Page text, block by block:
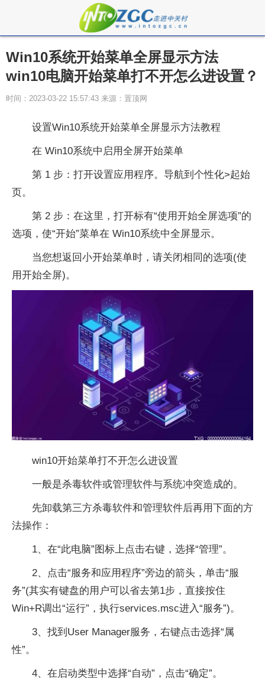
Win10系统开始菜单全屏显示方法
win10电脑开始菜单打不开怎么进设置？
时间：2023-03-22 15:57:43 来源：置顶网
设置Win10系统开始菜单全屏显示方法教程
在 Win10系统中启用全屏开始菜单
第 1 步：打开设置应用程序。导航到个性化>起始
页。
第 2 步：在这里，打开标有“使用开始全屏选项”的
选项，使“开始”菜单在 Win10系统中全屏显示。
当您想返回小开始菜单时，请关闭相同的选项(使
用开始全屏)。
win10开始菜单打不开怎么进设置
一般是杀毒软件或管理软件与系统冲突造成的。
先卸载第三方杀毒软件和管理软件后再用下面的方
法操作：
1、在“此电脑”图标上点击右键，选择“管理”。
2、点击“服务和应用程序”旁边的箭头，单击“服
务”(其实有键盘的用户可以省去第1步，直接按住
Win+R调出“运行”，执行services.msc进入“服务”)。
3、找到User Manager服务，右键点击选择“属
性”。
4、在启动类型中选择“自动”，点击“确定”。